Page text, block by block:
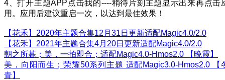
4、打开主题APP点击我的----稍待片刻主题显示出来再点击
用。应用后建议重启一次，以达到最佳效果！
【花禾】2020年主题合集12月31日更新适配Magic4.0/2.0
【花禾】2021年主题合集4月20日更新适配Magic4.0/2.0
朝之所暮；美，一拍即合；适配Magic4.0-Hmos2.0 【晚霞】
美，向阳而生；荣耀50系列主题 适配Magic3.0-Hmos2.0 【
青】